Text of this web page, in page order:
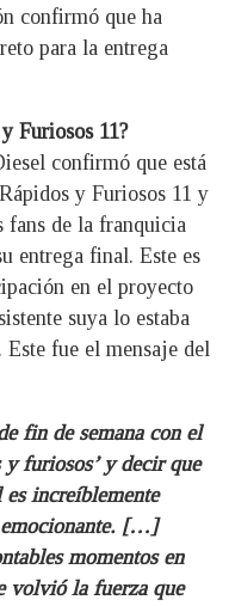
confirmó que ha
para la entrega
Furiosos 11?
confirmó que está
y Furiosos 11 y
fans de la franquicia
entrega final. Este es
en el proyecto
suya lo estaba
Este fue el mensaje del
fin de semana con el
furiosos’ y decir que
increíblemente
emocionante. […]
momentos en
volvió la fuerza que